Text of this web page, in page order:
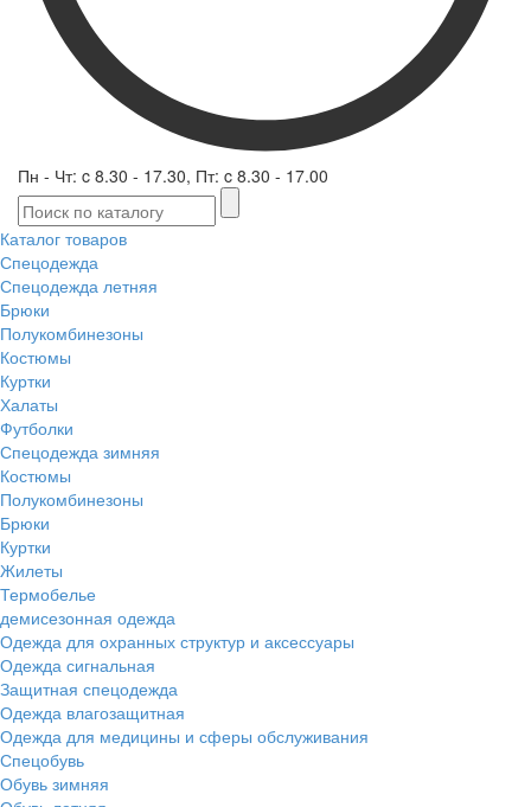
Пн - Чт: c 8.30 - 17.30, Пт: c 8.30 - 17.00
Каталог товаров
Спецодежда
Спецодежда летняя
Брюки
Полукомбинезоны
Костюмы
Куртки
Халаты
Футболки
Спецодежда зимняя
Костюмы
Полукомбинезоны
Брюки
Куртки
Жилеты
Термобелье
демисезонная одежда
Одежда для охранных структур и аксессуары
Одежда сигнальная
Защитная спецодежда
Одежда влагозащитная
Одежда для медицины и сферы обслуживания
Спецобувь
Обувь зимняя